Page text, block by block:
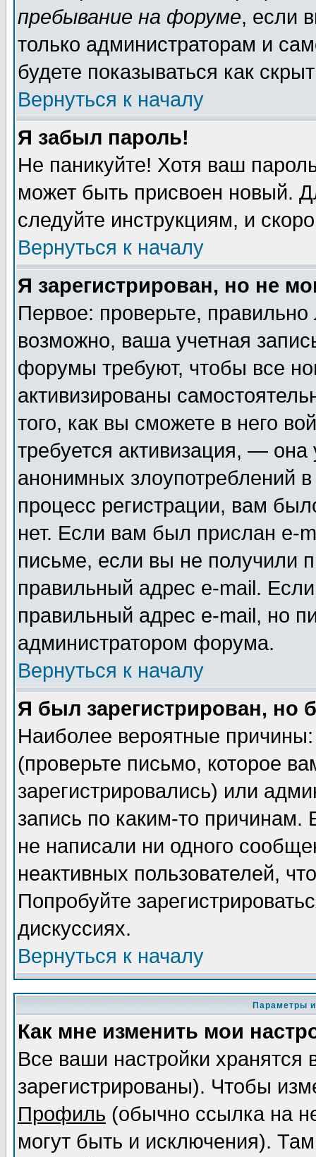
пребывание на форуме, если
только администраторам и
будете показываться как
Вернуться к началу
Я забыл пароль!
Не паникуйте! Хотя ваш
может быть присвоен новый.
следуйте инструкциям, и
Вернуться к началу
Я зарегистрирован, но не
Первое: проверьте,
возможно, ваша учетная
форумы требуют, чтобы все
активизированы
того, как вы сможете в него
требуется активизация, —
анонимных злоупотреблений
процесс регистрации, вам
нет. Если вам был прислан e-
письме, если вы не получили
правильный адрес e-mail.
правильный адрес e-mail, но
администратором форума.
Вернуться к началу
Я был зарегистрирован, но
Наиболее вероятные
(проверьте письмо, которое
зарегистрировались) или
запись по каким-то
не написали ни одного
неактивных пользователей,
Попробуйте
дискуссиях.
Вернуться к началу
Параметры
Как мне изменить мои
Все ваши настройки
зарегистрированы). Чтобы
Профиль (обычно ссылка на
могут быть и исключения).